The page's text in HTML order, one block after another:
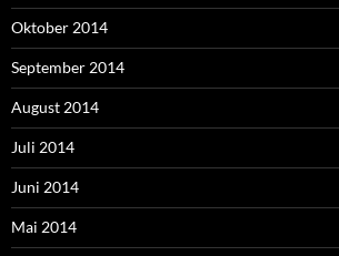
Oktober 2014
September 2014
August 2014
Juli 2014
Juni 2014
Mai 2014